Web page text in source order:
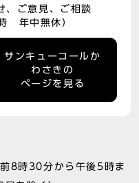
、ご意見、ご相談
年中無休）
サンキューコールか
わさきの
ページを見る
8時30分から午後5時ま